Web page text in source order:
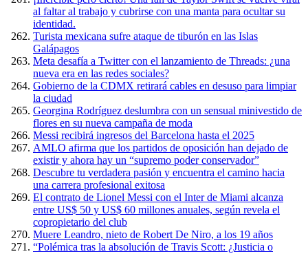
al faltar al trabajo y cubrirse con una manta para ocultar su
identidad.
Turista mexicana sufre ataque de tiburón en las Islas
Galápagos
Meta desafía a Twitter con el lanzamiento de Threads: ¿una
nueva era en las redes sociales?
Gobierno de la CDMX retirará cables en desuso para limpiar
la ciudad
Georgina Rodríguez deslumbra con un sensual minivestido de
flores en su nueva campaña de moda
Messi recibirá ingresos del Barcelona hasta el 2025
AMLO afirma que los partidos de oposición han dejado de
existir y ahora hay un “supremo poder conservador”
Descubre tu verdadera pasión y encuentra el camino hacia
una carrera profesional exitosa
El contrato de Lionel Messi con el Inter de Miami alcanza
entre US$ 50 y US$ 60 millones anuales, según revela el
copropietario del club
Muere Leandro, nieto de Robert De Niro, a los 19 años
“Polémica tras la absolución de Travis Scott: ¿Justicia o